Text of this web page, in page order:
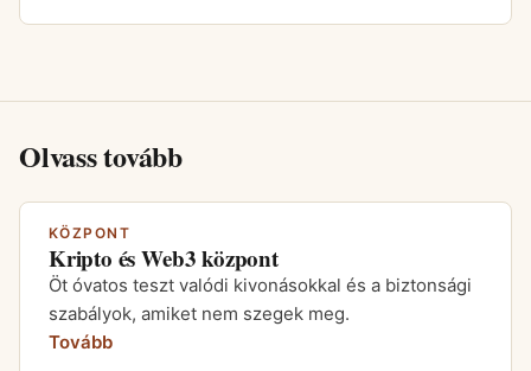
Olvass tovább
KÖZPONT
Kripto és Web3 központ
Öt óvatos teszt valódi kivonásokkal és a biztonsági
szabályok, amiket nem szegek meg.
Tovább